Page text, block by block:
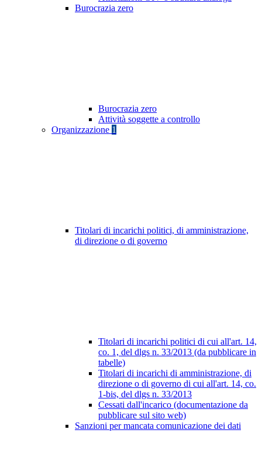
Burocrazia zero
Burocrazia zero
Attività soggette a controllo
Organizzazione 1
Titolari di incarichi politici, di amministrazione,
di direzione o di governo
Titolari di incarichi politici di cui all'art. 14,
co. 1, del dlgs n. 33/2013 (da pubblicare in
tabelle)
Titolari di incarichi di amministrazione, di
direzione o di governo di cui all'art. 14, co.
1-bis, del dlgs n. 33/2013
Cessati dall'incarico (documentazione da
pubblicare sul sito web)
Sanzioni per mancata comunicazione dei dati